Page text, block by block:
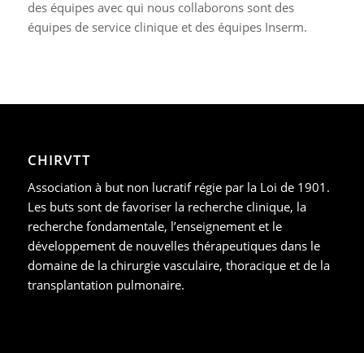
des équipes avec qui nous collaborons sont des
équipes de service clinique et des équipes Inserm.
CHIRVTT
Association à but non lucratif régie par la Loi de 1901.
Les buts sont de favoriser la recherche clinique, la
recherche fondamentale, l’enseignement et le
développement de nouvelles thérapeutiques dans le
domaine de la chirurgie vasculaire, thoracique et de la
transplantation pulmonaire.